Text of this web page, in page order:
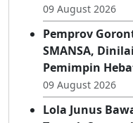
09 August 2026
Pemprov
SMANSA,
Pemimpin
09 August 2026
Lola Junus